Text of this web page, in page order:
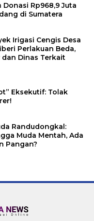
Donasi Rp968,9 Juta
di Sumatera
Irigasi Cengis Desa
Perlakuan Beda,
Dinas Terkait
Eksekutif: Tolak
Randudongkal:
Muda Mentah, Ada
Pangan?